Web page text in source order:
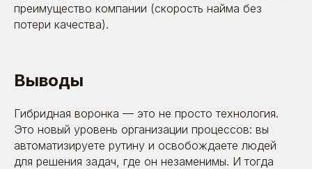
преимущество компании (скорость найма без
потери качества).
Выводы
Гибридная воронка — это не просто технология.
Это новый уровень организации процессов: вы
автоматизируете рутину и освобождаете людей
для решения задач, где он незаменимы. И тогда